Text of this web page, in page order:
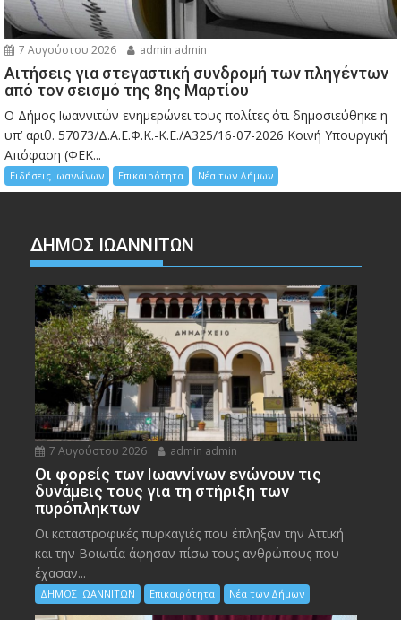
7 Αυγούστου 2026 admin admin
Αιτήσεις για στεγαστική συνδρομή των πληγέντων
από τον σεισμό της 8ης Μαρτίου
Ο Δήμος Ιωαννιτών ενημερώνει τους πολίτες ότι δημοσιεύθηκε η
υπ’ αριθ. 57073/Δ.Α.Ε.Φ.Κ.-Κ.Ε./Α325/16-07-2026 Κοινή Υπουργική
Απόφαση (ΦΕΚ...
Ειδήσεις Ιωαννίνων Επικαιρότητα Νέα των Δήμων
ΔΗΜΟΣ ΙΩΑΝΝΙΤΩΝ
7 Αυγούστου 2026 admin admin
Οι φορείς των Ιωαννίνων ενώνουν τις
δυνάμεις τους για τη στήριξη των
πυρόπληκτων
Οι καταστροφικές πυρκαγιές που έπληξαν την Αττική
και την Bοιωτία άφησαν πίσω τους ανθρώπους που
έχασαν...
ΔΗΜΟΣ ΙΩΑΝΝΙΤΩΝ Επικαιρότητα Νέα των Δήμων